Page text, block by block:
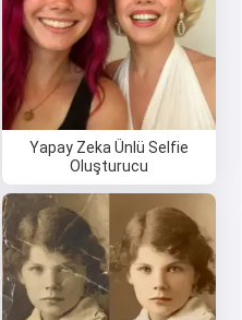
Yapay Zeka Ünlü Selfie
Oluşturucu